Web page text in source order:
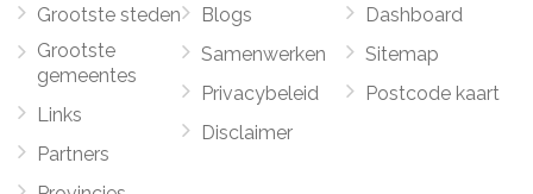
Grootste steden
Grootste
gemeentes
Links
Partners
Blogs
Samenwerken
Privacybeleid
Disclaimer
Dashboard
Sitemap
Postcode kaart